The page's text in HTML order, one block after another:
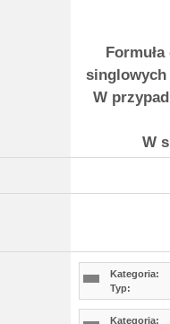
W
W
Kategoria:
Typ:
Kategoria: